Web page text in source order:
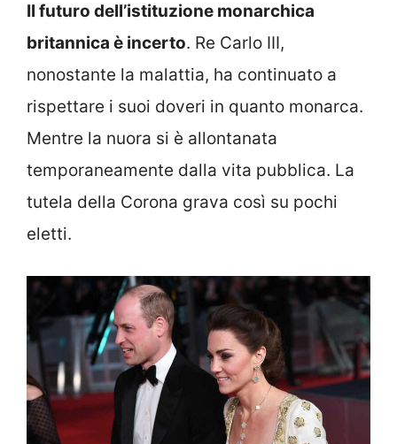
Il futuro dell’istituzione monarchica
britannica è incerto. Re Carlo III,
nonostante la malattia, ha continuato a
rispettare i suoi doveri in quanto monarca.
Mentre la nuora si è allontanata
temporaneamente dalla vita pubblica. La
tutela della Corona grava così su pochi
eletti.